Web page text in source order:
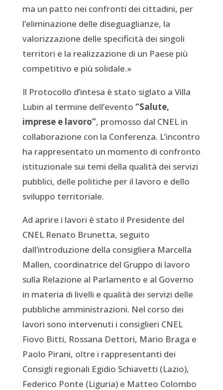
ma un patto nei confronti dei cittadini, per
l’eliminazione delle diseguaglianze, la
valorizzazione delle specificità dei singoli
territori e la realizzazione di un Paese più
competitivo e più solidale.»
Il Protocollo d’intesa è stato siglato a Villa
Lubin al termine dell’evento “Salute,
imprese e lavoro”, promosso dal CNEL in
collaborazione con la Conferenza. L’incontro
ha rappresentato un momento di confronto
istituzionale sui temi della qualità dei servizi
pubblici, delle politiche per il lavoro e dello
sviluppo territoriale.
Ad aprire i lavori è stato il Presidente del
CNEL Renato Brunetta, seguito
dall’introduzione della consigliera Marcella
Mallen, coordinatrice del Gruppo di lavoro
sulla Relazione al Parlamento e al Governo
in materia di livelli e qualità dei servizi delle
pubbliche amministrazioni. Nel corso dei
lavori sono intervenuti i consiglieri CNEL
Fiovo Bitti, Rossana Dettori, Mario Braga e
Paolo Pirani, oltre i rappresentanti dei
Consigli regionali Egidio Schiavetti (Lazio),
Federico Ponte (Liguria) e Matteo Colombo